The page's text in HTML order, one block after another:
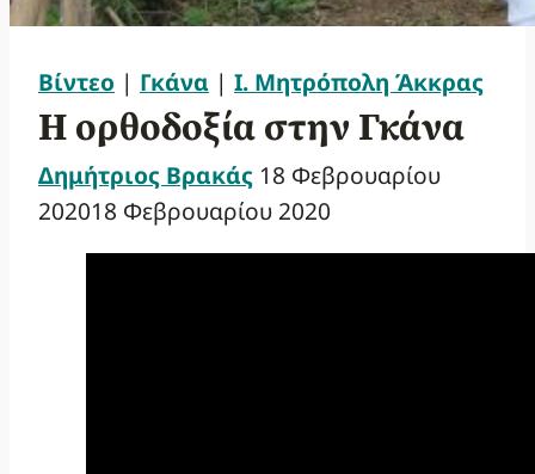
Βίντεο | Γκάνα | Ι. Μητρόπολη Άκκρας
Η ορθοδοξία στην Γκάνα
Δημήτριος Βρακάς 18 Φεβρουαρίου
202018 Φεβρουαρίου 2020